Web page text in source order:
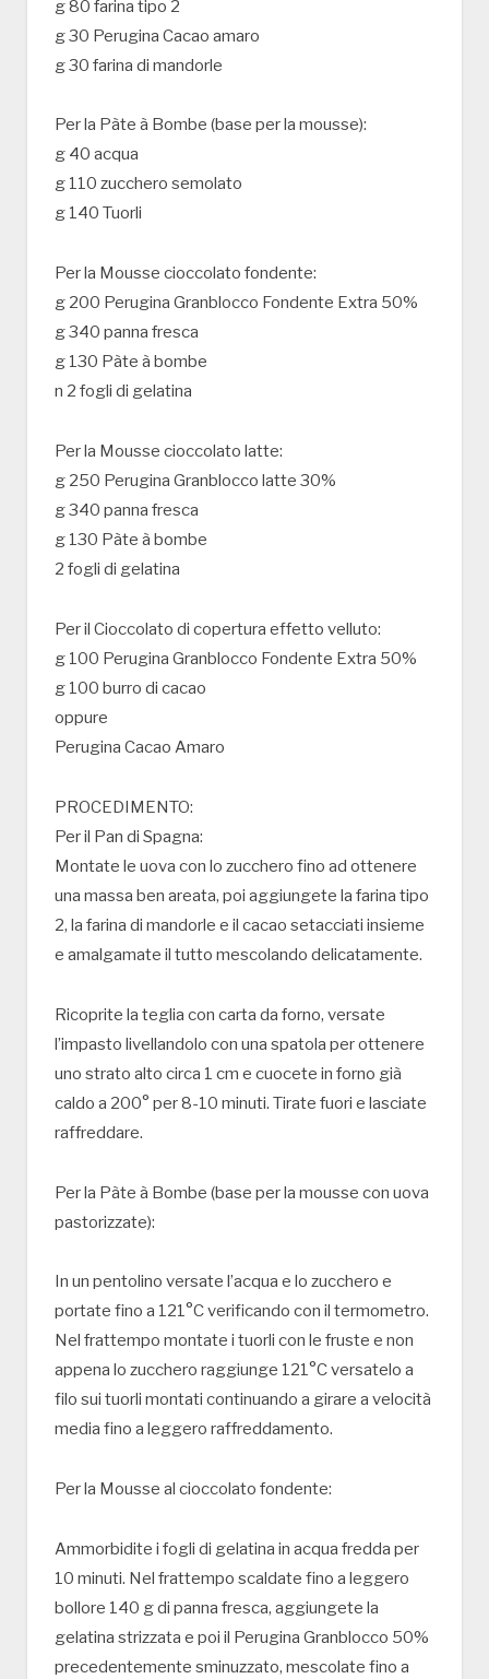
g 80 farina tipo 2
g 30 Perugina Cacao amaro
g 30 farina di mandorle
Per la Pàte à Bombe (base per la mousse):
g 40 acqua
g 110 zucchero semolato
g 140 Tuorli
Per la Mousse cioccolato fondente:
g 200 Perugina Granblocco Fondente Extra 50%
g 340 panna fresca
g 130 Pàte à bombe
n 2 fogli di gelatina
Per la Mousse cioccolato latte:
g 250 Perugina Granblocco latte 30%
g 340 panna fresca
g 130 Pàte à bombe
2 fogli di gelatina
Per il Cioccolato di copertura effetto velluto:
g 100 Perugina Granblocco Fondente Extra 50%
g 100 burro di cacao
oppure
Perugina Cacao Amaro
PROCEDIMENTO:
Per il Pan di Spagna:
Montate le uova con lo zucchero fino ad ottenere
una massa ben areata, poi aggiungete la farina tipo
2, la farina di mandorle e il cacao setacciati insieme
e amalgamate il tutto mescolando delicatamente.
Ricoprite la teglia con carta da forno, versate
l’impasto livellandolo con una spatola per ottenere
uno strato alto circa 1 cm e cuocete in forno già
caldo a 200° per 8-10 minuti. Tirate fuori e lasciate
raffreddare.
Per la Pàte à Bombe (base per la mousse con uova
pastorizzate):
In un pentolino versate l’acqua e lo zucchero e
portate fino a 121°C verificando con il termometro.
Nel frattempo montate i tuorli con le fruste e non
appena lo zucchero raggiunge 121°C versatelo a
filo sui tuorli montati continuando a girare a velocità
media fino a leggero raffreddamento.
Per la Mousse al cioccolato fondente:
Ammorbidite i fogli di gelatina in acqua fredda per
10 minuti. Nel frattempo scaldate fino a leggero
bollore 140 g di panna fresca, aggiungete la
gelatina strizzata e poi il Perugina Granblocco 50%
precedentemente sminuzzato, mescolate fino a